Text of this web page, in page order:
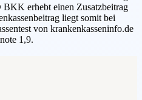
erhebt einen Zusatzbeitrag
liegt somit bei
von krankenkasseninfo.de
1,9.